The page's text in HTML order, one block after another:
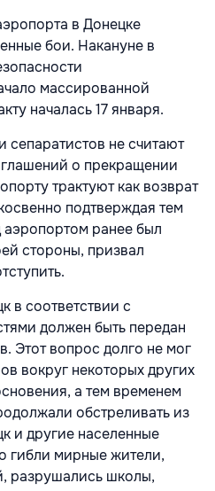
в Донецке
бои. Накануне в
массированной
началась 17 января.
не считают
о прекращении
трактуют как возврат
подтверждая тем
аэропортом ранее был
стороны, призвал
в соответствии с
должен быть передан
Этот вопрос долго не мог
вокруг некоторых других
а тем временем
обстреливать из
и другие населенные
гибли мирные жители,
разрушались школы,